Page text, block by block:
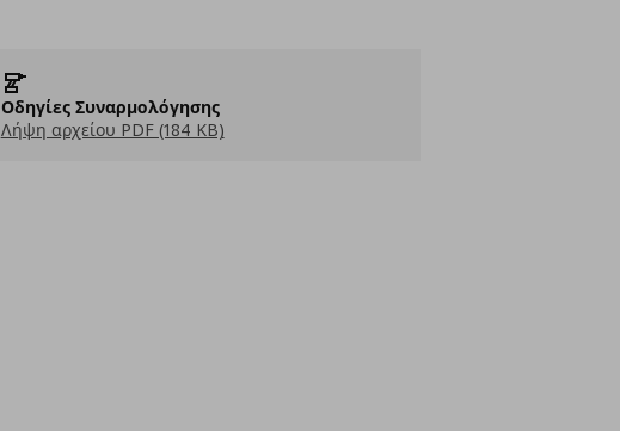
Οδηγίες Συναρμολόγησης
Λήψη αρχείου PDF (184 KB)